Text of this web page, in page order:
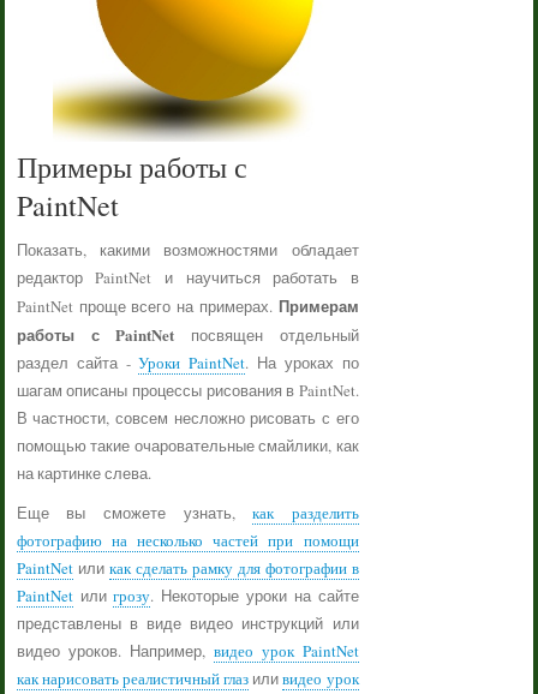
Примеры работы с
PaintNet
Показать, какими возможностями обладает
редактор PaintNet и научиться работать в
PaintNet проще всего на примерах. Примерам
работы с PaintNet посвящен отдельный
раздел сайта -Уроки PaintNet. На уроках по
шагам описаны процессы рисования в PaintNet.
В частности, совсем несложно рисовать с его
помощью такие очаровательные смайлики, как
на картинке слева.
Еще вы сможете узнать,как разделить
фотографию на несколько частей при помощи
PaintNetили как сделать рамку для фотографии в
PaintNetилигрозу. Некоторые уроки на сайте
представлены в виде видео инструкций или
видео уроков. Например, видео урок PaintNet
как нарисовать реалистичный глаз иливидео урок